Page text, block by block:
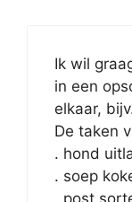
Ik wil
in een
elkaar,
De taken
. hond
. soep
. post